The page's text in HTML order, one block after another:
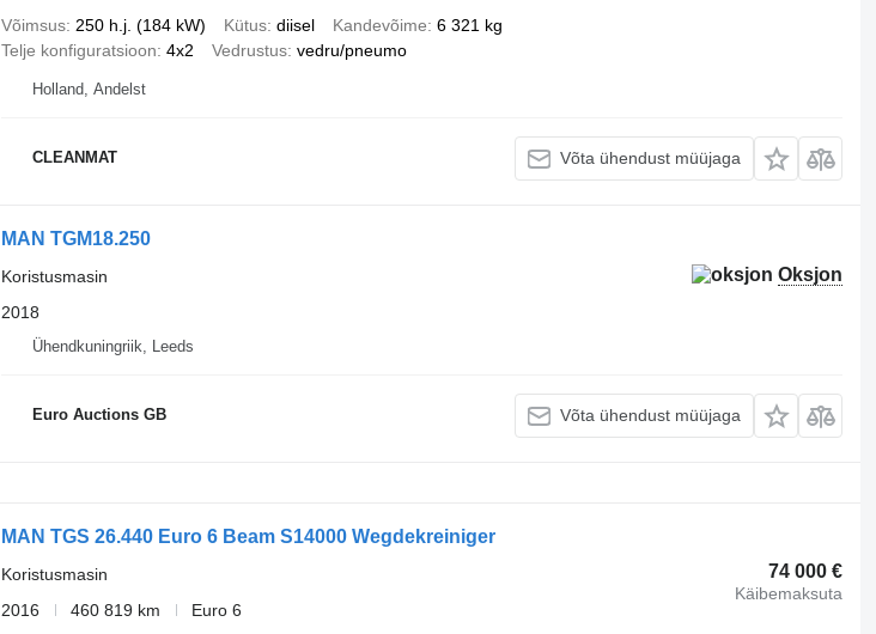
Võimsus 250 h.j. (184 kW) Kütus diisel Kandevõime 6 321 kg
Telje konfiguratsioon 4x2 Vedrustus vedru/pneumo
Holland, Andelst
CLEANMAT Võta ühendust müüjaga
MAN TGM18.250
Oksjon
Koristusmasin
2018
Ühendkuningriik, Leeds
Euro Auctions GB Võta ühendust müüjaga
MAN TGS 26.440 Euro 6 Beam S14000 Wegdekreiniger
74 000 €
Käibemaksuta
Koristusmasin
2016
460 819 km
Euro 6